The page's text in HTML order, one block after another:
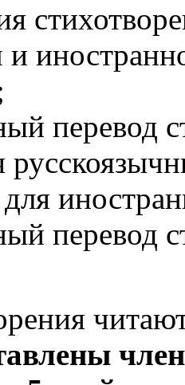
перевод
перевод